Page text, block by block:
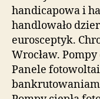
handicapowa i
handlowało
eurosceptyk.
Wrocław.
Panele